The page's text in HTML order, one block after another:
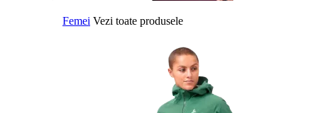
Femei Vezi toate produsele